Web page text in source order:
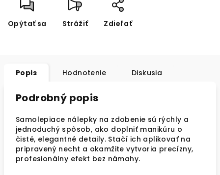
Opýtať sa Strážiť Zdieľať
Popis Hodnotenie Diskusia
Podrobný popis
Samolepiace nálepky na zdobenie sú rýchly a
jednoduchý spôsob, ako doplniť manikúru o
čisté, elegantné detaily. Stačí ich aplikovať na
pripravený necht a okamžite vytvoria precízny,
profesionálny efekt bez námahy.